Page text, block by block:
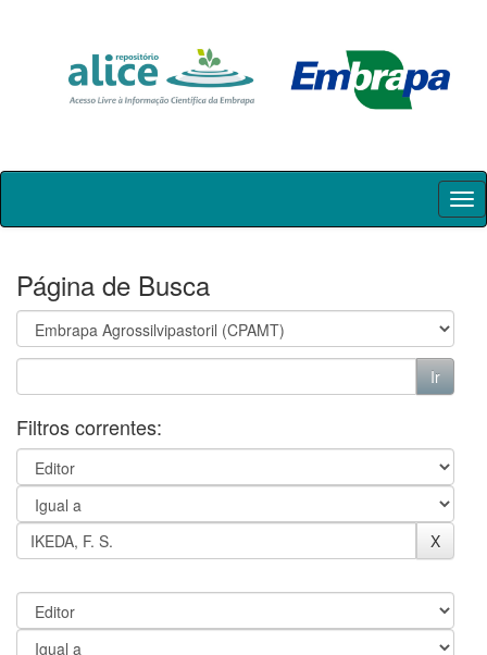
Skip
Página de Busca
Filtros correntes: